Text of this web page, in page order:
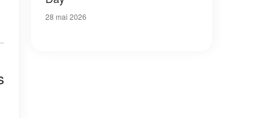
28 mai 2026